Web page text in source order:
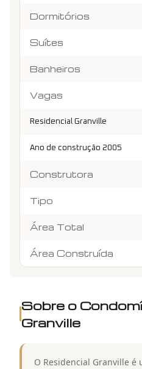
Dormitórios
Suítes
Banheiros
Vagas
Residencial Granville
Ano de construção 2005
Construtora
Tipo
Área Total
Área Construída
Sobre o
Granville
O Residencial Granville é